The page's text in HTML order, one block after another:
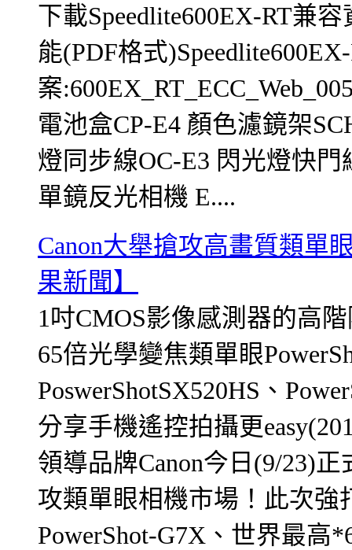
下載Speedlite600EX-RT兼
能(PDF格式
案
電池盒CP-E4 顏色濾鏡架
燈同步線OC-E3 閃光燈快門
單鏡反光相機 E....
Canon大舉搶攻高畫質類單
果新聞】
1吋CMOS影像感測器的高
65倍光學變焦類單眼
PoswerShotSX520HS、
分享手機遙控拍攝更
領導品牌Canon今日(9/23)
攻類單眼相機市場！此次
PowerShot-G7X、世界最高